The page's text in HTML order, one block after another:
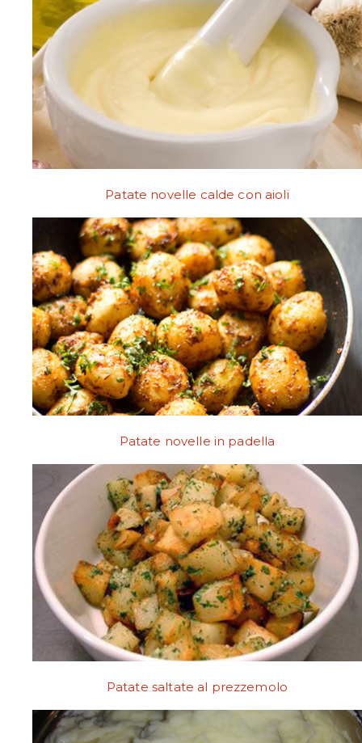
Patate novelle calde con aioli
Patate novelle in padella
Patate saltate al prezzemolo